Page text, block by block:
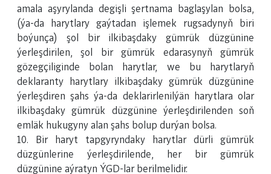
amala aşyrylanda degişli şertnama baglaşylan bolsa,
(ýa-da harytlary gaýtadan işlemek rugsadynyň biri
boýunça) şol bir ilkibaşdaky gümrük düzgünine
ýerleşdirilen, şol bir gümrük edarasynyň gümrük
gözegçiliginde bolan harytlar, we bu harytlaryň
deklaranty harytlary ilkibaşdaky gümrük düzgünine
ýerleşdiren şahs ýa-da deklarirlenilýän harytlara olar
ilkibaşdaky gümrük düzgünine ýerleşdirilenden soň
emläk hukugyny alan şahs bolup durýan bolsa.
10. Bir haryt tapgyryndaky harytlar dürli gümrük
düzgünlerine ýerleşdirilende, her bir gümrük
düzgünine aýratyn ÝGD-lar berilmelidir.